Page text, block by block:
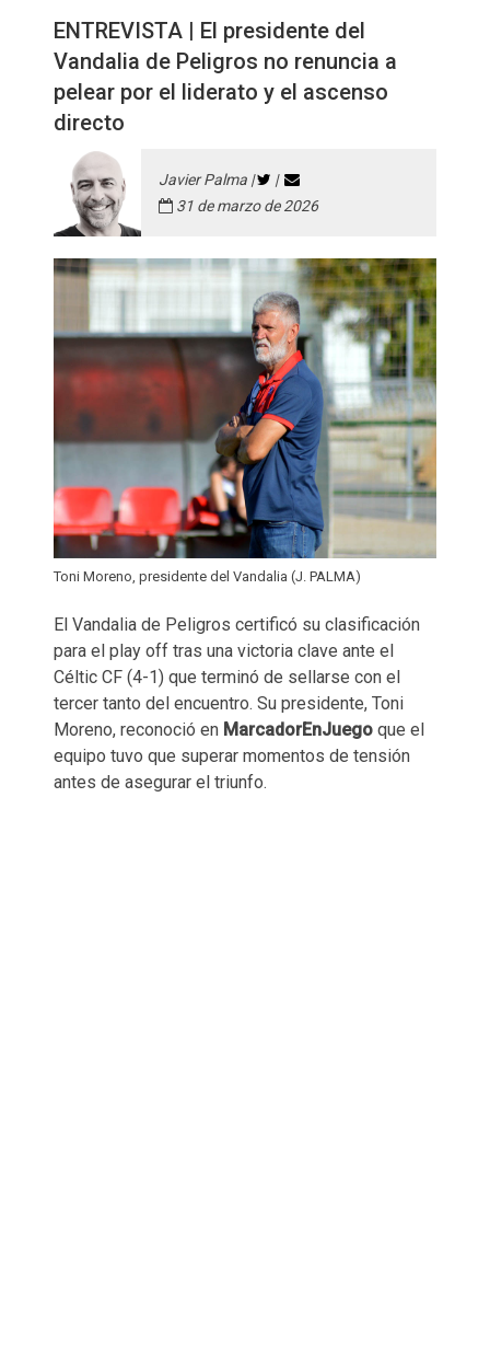
ENTREVISTA | El presidente del
Vandalia de Peligros no renuncia a
pelear por el liderato y el ascenso
directo
Javier Palma |
|
31 de marzo de 2026
Toni Moreno, presidente del Vandalia (J. PALMA)
El Vandalia de Peligros certificó su clasificación
para el play off tras una victoria clave ante el
Céltic CF (4-1) que terminó de sellarse con el
tercer tanto del encuentro. Su presidente, Toni
Moreno, reconoció en MarcadorEnJuego que el
equipo tuvo que superar momentos de tensión
antes de asegurar el triunfo.